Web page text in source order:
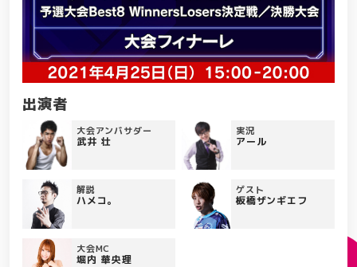
出演者
大会アンバサダー
武井 壮
実況
アール
解説
ハメコ。
ゲスト
板橋ザンギエフ
大会MC
堀内 華央理